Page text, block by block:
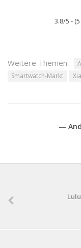
3.8/5 -
Weitere Themen:
Smartwatch-Markt
—